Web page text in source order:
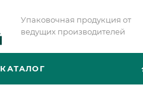
Упаковочная продукция от
ведущих производителей
КАТАЛОГ